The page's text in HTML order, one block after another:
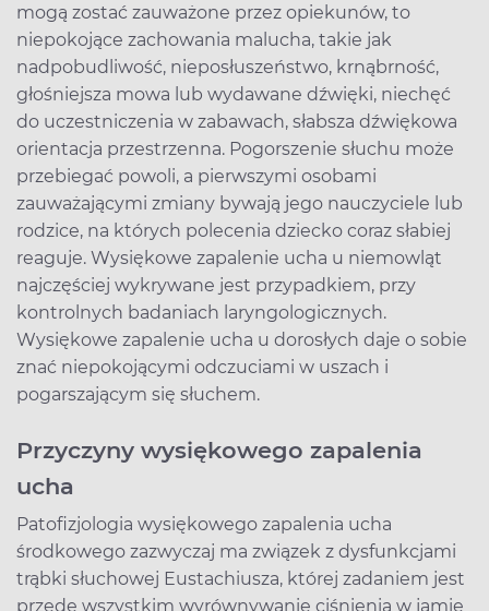
mogą zostać zauważone przez opiekunów, to
niepokojące zachowania malucha, takie jak
nadpobudliwość, nieposłuszeństwo, krnąbrność,
głośniejsza mowa lub wydawane dźwięki, niechęć
do uczestniczenia w zabawach, słabsza dźwiękowa
orientacja przestrzenna. Pogorszenie słuchu może
przebiegać powoli, a pierwszymi osobami
zauważającymi zmiany bywają jego nauczyciele lub
rodzice, na których polecenia dziecko coraz słabiej
reaguje. Wysiękowe zapalenie ucha u niemowląt
najczęściej wykrywane jest przypadkiem, przy
kontrolnych badaniach laryngologicznych.
Wysiękowe zapalenie ucha u dorosłych daje o sobie
znać niepokojącymi odczuciami w uszach i
pogarszającym się słuchem.
Przyczyny wysiękowego zapalenia
ucha
Patofizjologia wysiękowego zapalenia ucha
środkowego zazwyczaj ma związek z dysfunkcjami
trąbki słuchowej Eustachiusza, której zadaniem jest
przede wszystkim wyrównywanie ciśnienia w jamie